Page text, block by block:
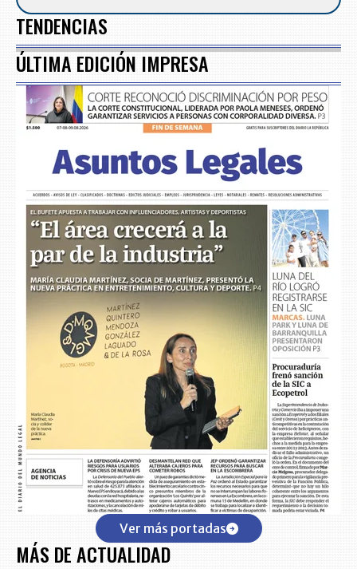
TENDENCIAS
ÚLTIMA EDICIÓN IMPRESA
Ver más portadas
MÁS DE ACTUALIDAD